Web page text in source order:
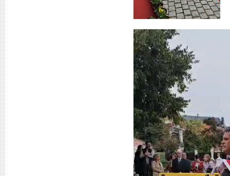
Reproductor
de
vídeo